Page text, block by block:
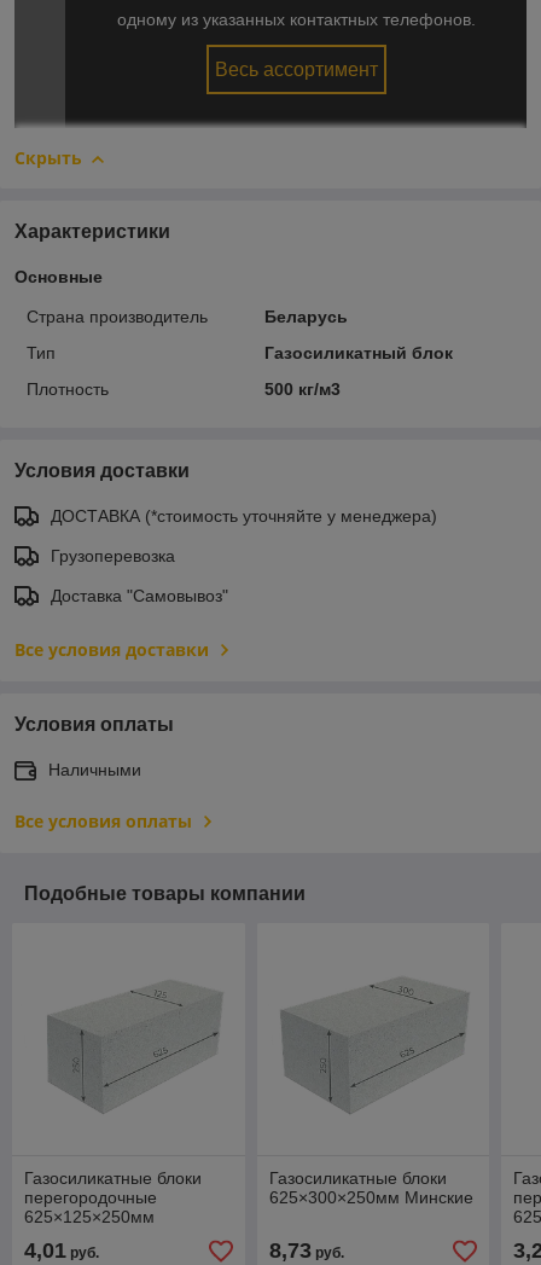
одному из указанных контактных телефонов.
Весь ассортимент
Скрыть
Характеристики
Основные
Страна производитель
Беларусь
Тип
Газосиликатный блок
Плотность
500 кг/м3
Условия доставки
ДОСТАВКА (*стоимость уточняйте у менеджера)
Грузоперевозка
Доставка "Самовывоз"
Все условия доставки
Условия оплаты
Наличными
Все условия оплаты
Подобные товары компании
Газосиликатные блоки
перегородочные
625×125×250мм
ЗАБУДОВА до 10 % боя
4,01 руб.
Газосиликатные блоки
625×300×250мм Минские
8,73руб.